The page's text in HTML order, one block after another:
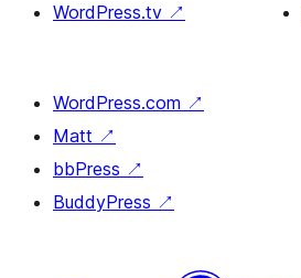
WordPress.tv ↗
WordPress.com ↗
Matt ↗
bbPress ↗
BuddyPress ↗